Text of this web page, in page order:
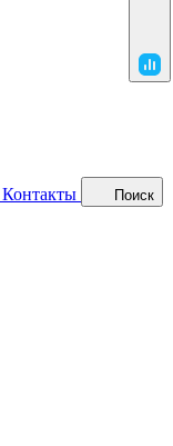
Контакты Поиск